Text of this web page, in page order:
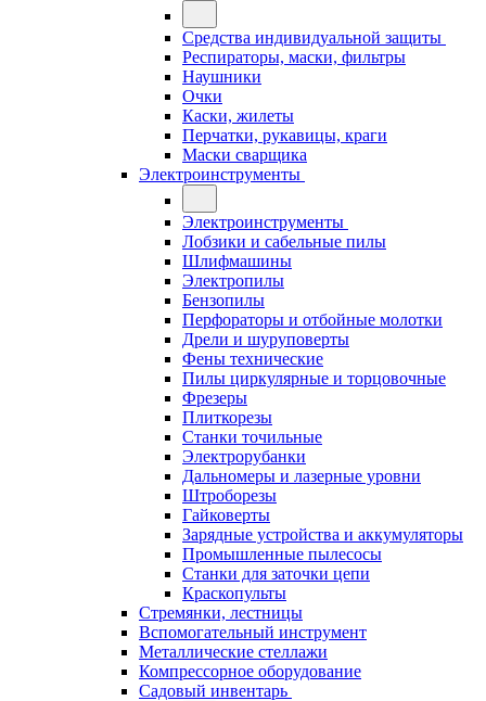
Средства индивидуальной защиты
Респираторы, маски, фильтры
Наушники
Очки
Каски, жилеты
Перчатки, рукавицы, краги
Маски сварщика
Электроинструменты
Электроинструменты
Лобзики и сабельные пилы
Шлифмашины
Электропилы
Бензопилы
Перфораторы и отбойные молотки
Дрели и шуруповерты
Фены технические
Пилы циркулярные и торцовочные
Фрезеры
Плиткорезы
Станки точильные
Электрорубанки
Дальномеры и лазерные уровни
Штроборезы
Гайковерты
Зарядные устройства и аккумуляторы
Промышленные пылесосы
Станки для заточки цепи
Краскопульты
Стремянки, лестницы
Вспомогательный инструмент
Металлические стеллажи
Компрессорное оборудование
Садовый инвентарь